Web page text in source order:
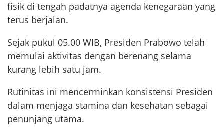
fisik di tengah padatnya agenda kenegaraan yang
terus berjalan.
Sejak pukul 05.00 WIB, Presiden Prabowo telah
memulai aktivitas dengan berenang selama
kurang lebih satu jam.
Rutinitas ini mencerminkan konsistensi Presiden
dalam menjaga stamina dan kesehatan sebagai
penunjang utama.